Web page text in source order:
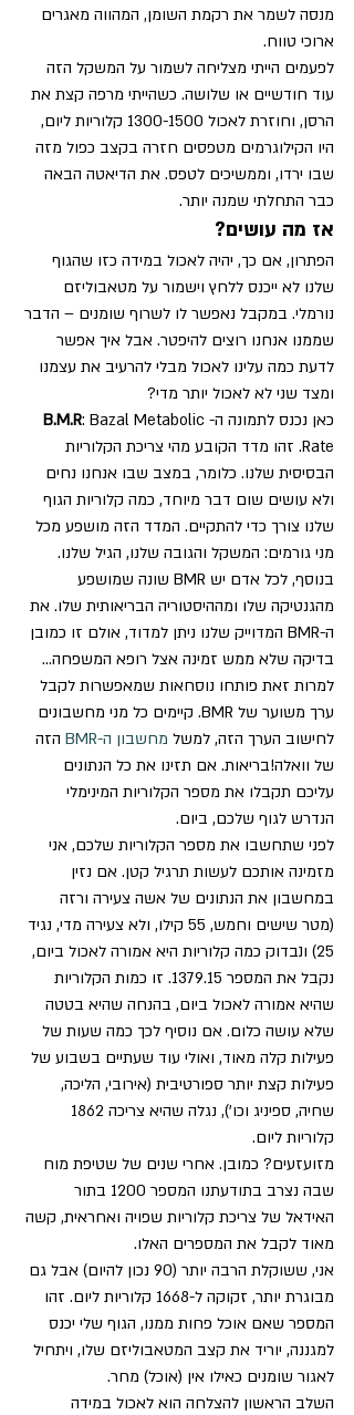
מנסה לשמר את רקמת השומן, המהווה מאגרים
ארוכי טווח.
לפעמים הייתי מצליחה לשמור על המשקל הזה
עוד חודשיים או שלושה. כשהייתי מרפה קצת את
הרסן, וחוזרת לאכול 1300-1500 קלוריות ליום,
היו הקילוגרמים מטפסים חזרה בקצב כפול מזה
שבו ירדו, וממשיכים לטפס. את הדיאטה הבאה
כבר התחלתי שמנה יותר.
אז מה עושים?
הפתרון, אם כך, יהיה לאכול במידה כזו שהגוף
שלנו לא ייכנס ללחץ וישמור על מטאבוליזם
נורמלי. במקבל נאפשר לו לשרוף שומנים – הדבר
שממנו אנחנו רוצים להיפטר. אבל איך אפשר
לדעת כמה עלינו לאכול מבלי להרעיב את עצמנו
ומצד שני לא לאכול יותר מדי?
כאן נכנס לתמונה ה-
B.M.R: Bazal Metabolic
Rate. זהו מדד הקובע מהי צריכת הקלוריות
הבסיסית שלנו. כלומר, במצב שבו אנחנו נחים
ולא עושים שום דבר מיוחד, כמה קלוריות הגוף
שלנו צורך כדי להתקיים. המדד הזה מושפע מכל
מני גורמים: המשקל והגובה שלנו, הגיל שלנו.
בנוסף, לכל אדם יש BMR שונה שמושפע
מהגנטיקה שלו ומההיסטוריה הבריאותית שלו. את
ה-BMR המדוייק שלנו ניתן למדוד, אולם זו כמובן
בדיקה שלא ממש זמינה אצל רופא המשפחה…
למרות זאת פותחו נוסחאות שמאפשרות לקבל
ערך משוער של BMR. קיימים כל מני מחשבונים
לחישוב הערך הזה, למשל מחשבון ה-BMR
הזה
של וואלה!בריאות. אם תזינו את כל הנתונים
עליכם תקבלו את מספר הקלוריות המינימלי
הנדרש לגוף שלכם, ביום.
לפני שתחשבו את מספר הקלוריות שלכם, אני
מזמינה אותכם לעשות תרגיל קטן. אם נזין
במחשבון את הנתונים של אשה צעירה ורזה
(מטר שישים וחמש, 55 קילו, ולא צעירה מדי, נגיד
25) ונבדוק כמה קלוריות היא אמורה לאכול ביום,
נקבל את המספר 1379.15. זו כמות הקלוריות
שהיא אמורה לאכול ביום, בהנחה שהיא בטטה
שלא עושה כלום. אם נוסיף לכך כמה שעות של
פעילות קלה מאוד, ואולי עוד שעתיים בשבוע של
פעילות קצת יותר ספורטיבית (אירובי, הליכה,
קלוריות ליום.
מזועזעים? כמובן. אחרי שנים של שטיפת מוח
שבה נצרב בתודעתנו המספר 1200 בתור
האידאל של צריכת קלוריות שפויה ואחראית, קשה
מאוד לקבל את המספרים האלו.
אני, ששוקלת הרבה יותר (90 נכון להיום) אבל גם
מבוגרת יותר, זקוקה ל-1668 קלוריות ליום. זהו
המספר שאם אוכל פחות ממנו, הגוף שלי יכנס
למגננה, יוריד את קצב המטאבוליזם שלו, ויתחיל
לאגור שומנים כאילו אין (אוכל) מחר.
השלב הראשון להצלחה הוא לאכול במידה